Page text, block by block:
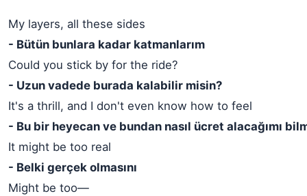
My layers, all these sides
- Bütün bunlara kadar katmanlarım
Could you stick by for the ride?
- Uzun vadede burada kalabilir misin?
It's a thrill, and I don't even know how to feel
- Bu bir heyecan ve bundan nasıl ücret alacağımı
It might be too real
- Belki gerçek olmasını
Might be too—